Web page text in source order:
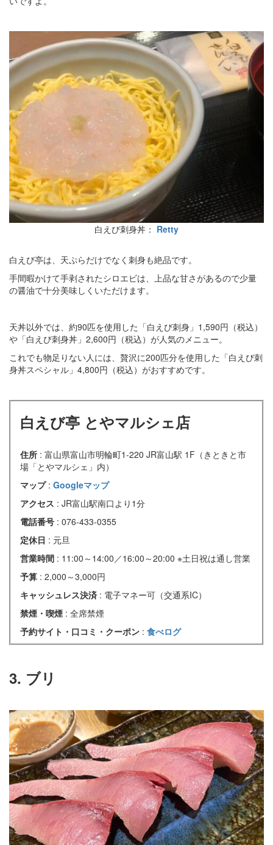
白えび刺身丼： Retty
白えび亭は、天ぷらだけでなく刺身も絶品です。
手間暇かけて手剥されたシロエビは、上品な甘さがあるので少量
の醤油で十分美味しくいただけます。
天丼以外では、約90匹を使用した「白えび刺身」1,590円（税込）
や「白えび刺身丼」2,600円（税込）が人気のメニュー。
これでも物足りない人には、贅沢に200匹分を使用した「白えび刺
身丼スペシャル」4,800円（税込）がおすすめです。
白えび亭 とやマルシェ店
住所 : 富山県富山市明輪町1-220 JR富山駅 1F（きときと市
場「とやマルシェ」内）
マップ : Googleマップ
アクセス : JR富山駅南口より1分
電話番号 : 076-433-0355
定休日 : 元旦
営業時間 : 11:00～14:00／16:00～20:00 ※土日祝は通し営業
予算 : 2,000～3,000円
キャッシュレス決済 : 電子マネー可（交通系IC）
禁煙・喫煙 : 全席禁煙
予約サイト・口コミ・クーポン : 食べログ
3. ブリ